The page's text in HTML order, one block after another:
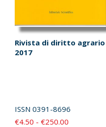
prodotto
Rivista di diritto agrario
2017
ISSN 0391-8696
€4.50 - €250.00